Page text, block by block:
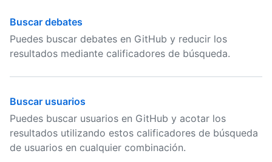
Buscar debates
Puedes buscar debates en GitHub y reducir los
resultados mediante calificadores de búsqueda.
Buscar usuarios
Puedes buscar usuarios en GitHub y acotar los
resultados utilizando estos calificadores de búsqueda
de usuarios en cualquier combinación.